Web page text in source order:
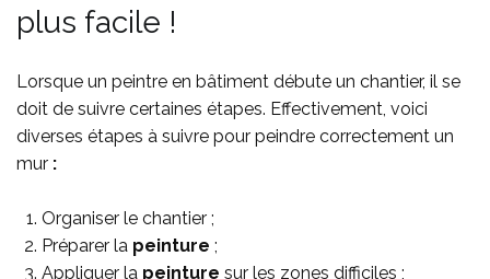
plus facile !
Lorsque un peintre en bâtiment débute un chantier, il se
doit de suivre certaines étapes. Effectivement, voici
diverses étapes à suivre pour peindre correctement un
mur :
Organiser le chantier ;
Préparer la peinture ;
Appliquer la peinture sur les zones difficiles ;